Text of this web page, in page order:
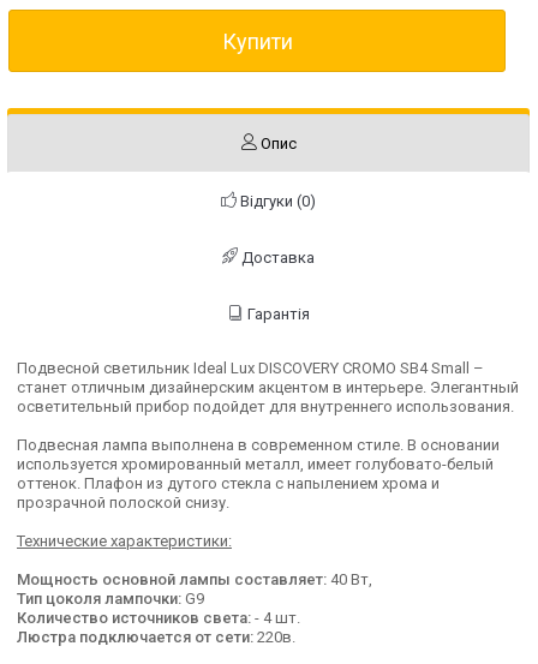
Купити
Опис
Відгуки (0)
Доставка
Гарантія
Подвесной светильник Ideal Lux DISCOVERY CROMO SB4 Small –
станет отличным дизайнерским акцентом в интерьере. Элегантный
осветительный прибор подойдет для внутреннего использования.
Подвесная лампа выполнена в современном стиле. В основании
используется хромированный металл, имеет голубовато-белый
оттенок. Плафон из дутого стекла с напылением хрома и
прозрачной полоской снизу.
Технические характеристики:
Мощность основной лампы составляет: 40 Вт,
Тип цоколя лампочки: G9
Количество источников света: - 4 шт.
Люстра подключается от сети: 220в.